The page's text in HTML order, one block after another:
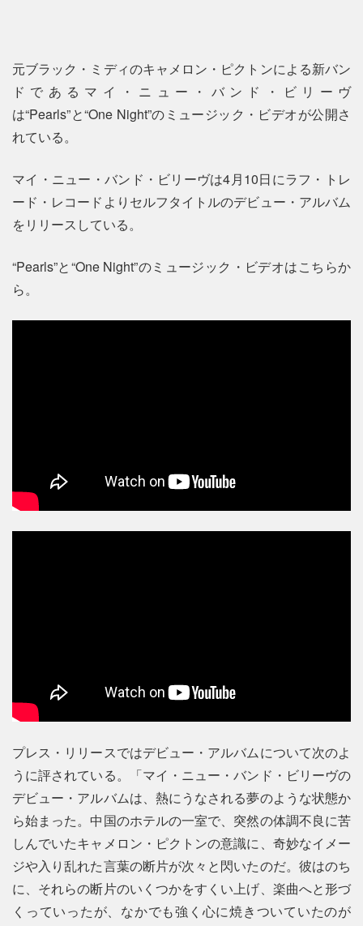
元ブラック・ミディのキャメロン・ピクトンによる新バン
ドであるマイ・ニュー・バンド・ビリーヴ
は“Pearls”と“One Night”のミュージック・ビデオが公開さ
れている。
マイ・ニュー・バンド・ビリーヴは4月10日にラフ・トレ
ード・レコードよりセルフタイトルのデビュー・アルバム
をリリースしている。
“Pearls”と“One Night”のミュージック・ビデオはこちらか
ら。
プレス・リリースではデビュー・アルバムについて次のよ
うに評されている。「マイ・ニュー・バンド・ビリーヴの
デビュー・アルバムは、熱にうなされる夢のような状態か
ら始まった。中国のホテルの一室で、突然の体調不良に苦
しんでいたキャメロン・ピクトンの意識に、奇妙なイメー
ジや入り乱れた言葉の断片が次々と閃いたのだ。彼はのち
に、それらの断片のいくつかをすくい上げ、楽曲へと形づ
くっていったが、なかでも強く心に焼きついていたのが